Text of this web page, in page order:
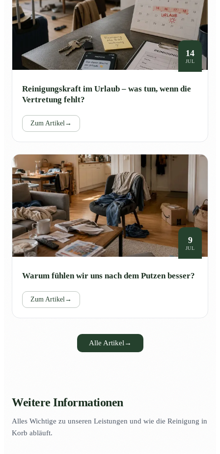
14
JUL
Reinigungskraft im Urlaub – was tun, wenn die
Vertretung fehlt?
Zum Artikel→
9
JUL
Warum fühlen wir uns nach dem Putzen besser?
Zum Artikel→
Alle Artikel→
Weitere Informationen
Alles Wichtige zu unseren Leistungen und wie die Reinigung in
Korb abläuft.